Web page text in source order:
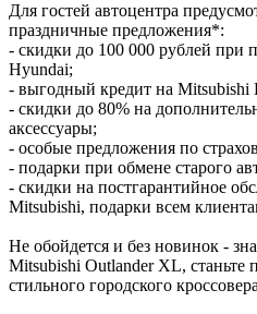
Для гостей автоцентра
праздничные предложения*:
- скидки до 100 000 рублей при
Hyundai;
- выгодный кредит на Mitsubishi
- скидки до 80% на
аксессуары;
- особые предложения по
- подарки при обмене старого
- скидки на постгарантийное
Mitsubishi, подарки всем
Не обойдется и без новинок -
Mitsubishi Outlander XL, станьте
стильного городского кроссовера